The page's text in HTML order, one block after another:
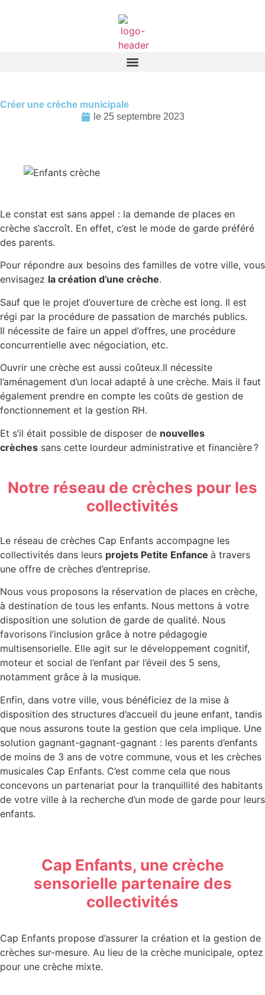
Créer une crèche municipale
le 25 septembre 2023
Le constat est sans appel : la demande de places en
crèche s’accroît. En effet, c’est le mode de garde préféré
des parents.
Pour répondre aux besoins des familles de votre ville, vous
envisagez la création d’une crèche.
Sauf que le projet d’ouverture de crèche est long. Il est
régi par la procédure de passation de marchés publics.
Il nécessite de faire un appel d’offres, une procédure
concurrentielle avec négociation, etc.
Ouvrir une crèche est aussi coûteux.Il nécessite
l’aménagement d’un local adapté à une crèche. Mais il faut
également prendre en compte les coûts de gestion de
fonctionnement et la gestion RH.
Et s’il était possible de disposer de nouvelles
crèches sans cette lourdeur administrative et financière ?
Notre réseau de crèches pour les
collectivités
Le réseau de crèches Cap Enfants accompagne les
collectivités dans leurs projets Petite Enfance à travers
une offre de crèches d’entreprise.
Nous vous proposons la réservation de places en crèche,
à destination de tous les enfants. Nous mettons à votre
disposition une solution de garde de qualité. Nous
favorisons l’inclusion grâce à notre pédagogie
multisensorielle. Elle agit sur le développement cognitif,
moteur et social de l’enfant par l’éveil des 5 sens,
notamment grâce à la musique.
Enfin, dans votre ville, vous bénéficiez de la mise à
disposition des structures d’accueil du jeune enfant, tandis
que nous assurons toute la gestion que cela implique. Une
solution gagnant-gagnant-gagnant : les parents d’enfants
de moins de 3 ans de votre commune, vous et les crèches
musicales Cap Enfants. C’est comme cela que nous
concevons un partenariat pour la tranquillité des habitants
de votre ville à la recherche d’un mode de garde pour leurs
enfants.
Cap Enfants, une crèche
sensorielle partenaire des
collectivités
Cap Enfants propose d’assurer la création et la gestion de
crèches sur-mesure. Au lieu de la crèche municipale, optez
pour une crèche mixte.